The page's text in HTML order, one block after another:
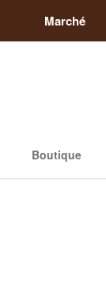
Marché
Boutique